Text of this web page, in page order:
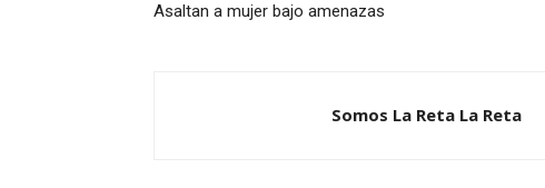
Asaltan a mujer bajo amenazas
Somos La Reta La Reta